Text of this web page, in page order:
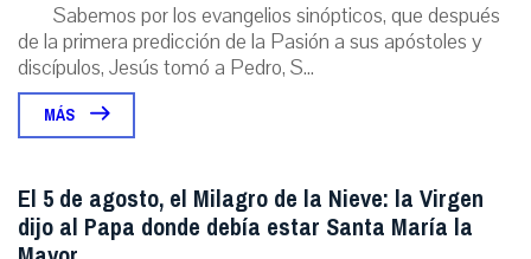
Sabemos por los evangelios sinópticos, que después
de la primera predicción de la Pasión a sus apóstoles y
discípulos, Jesús tomó a Pedro, S...
MÁS
El 5 de agosto, el Milagro de la Nieve: la Virgen
dijo al Papa donde debía estar Santa María la